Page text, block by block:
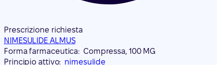
Prescrizione richiesta
NIMESULIDE ALMUS
Forma farmaceutica: Compressa, 100 MG
Principio attivo: nimesulide